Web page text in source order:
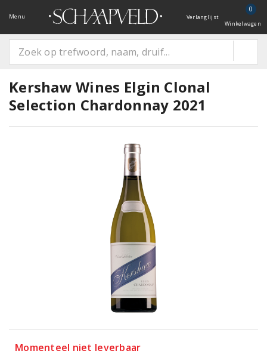
Menu Verlanglijst
0
Winkelwagen
Kershaw Wines Elgin Clonal
Selection Chardonnay 2021
Momenteel niet leverbaar